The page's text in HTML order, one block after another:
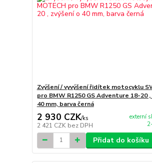
Zvýšení / vyvýšení řidítek motocyklu
pro BMW R1250 GS Adventure 18-20 ,
40 mm, barva černá
2 930 CZK/ks
2 421 CZK bez DPH
externí
Přidat do košíku